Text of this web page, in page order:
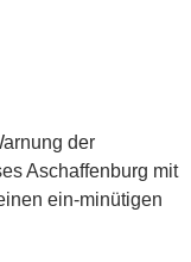
der
Aschaffenburg mit
ein-minütigen